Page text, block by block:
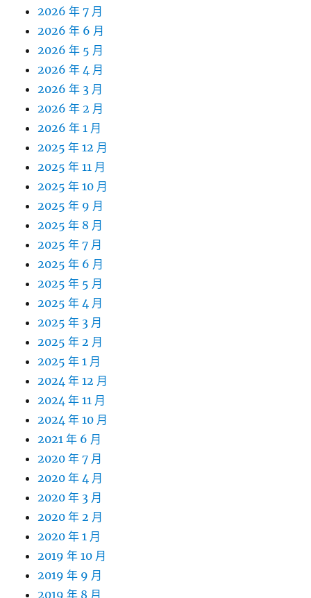
2026 年 7 月
2026 年 6 月
2026 年 5 月
2026 年 4 月
2026 年 3 月
2026 年 2 月
2026 年 1 月
2025 年 12 月
2025 年 11 月
2025 年 10 月
2025 年 9 月
2025 年 8 月
2025 年 7 月
2025 年 6 月
2025 年 5 月
2025 年 4 月
2025 年 3 月
2025 年 2 月
2025 年 1 月
2024 年 12 月
2024 年 11 月
2024 年 10 月
2021 年 6 月
2020 年 7 月
2020 年 4 月
2020 年 3 月
2020 年 2 月
2020 年 1 月
2019 年 10 月
2019 年 9 月
2019 年 8 月